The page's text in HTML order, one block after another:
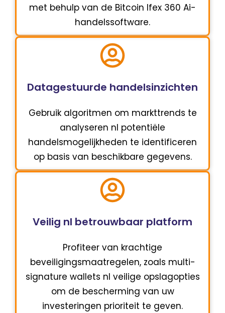
met behulp van de Bitcoin Ifex 360 Ai-
handelssoftware.
Datagestuurde handelsinzichten
Gebruik algoritmen om markttrends te
analyseren nl potentiële
handelsmogelijkheden te identificeren
op basis van beschikbare gegevens.
Veilig nl betrouwbaar platform
Profiteer van krachtige
beveiligingsmaatregelen, zoals multi-
signature wallets nl veilige opslagopties
om de bescherming van uw
investeringen prioriteit te geven.